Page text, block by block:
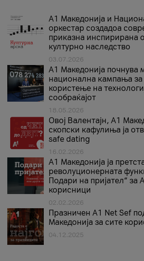
А1 Македонија и
оркестар создадоа
приказна инспирирана
културно наследство
03.07.2026
A1 Македонија почнува
национална кампања
користење на
сообраќајот
18.05.2026
Овој Валентајн, A1
скопски кафулиња ја
safe dating
16.02.2026
А1 Македонија ја
револуционерната
Подари на пријател“ за
корисници
02.02.2026
Празничен A1 Net Sеf
Македонија за сите
04.12.2025